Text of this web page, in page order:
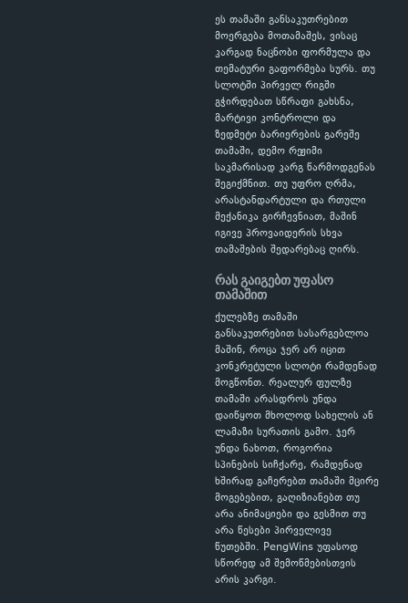
ეს თამაში განსაკუთრებით
მოერგება მოთამაშეს, ვისაც
კარგად ნაცნობი ფორმულა და
თემატური გაფორმება სურს. თუ
სლოტში პირველ რიგში
გჭირდებათ სწრაფი გახსნა,
მარტივი კონტროლი და
ზედმეტი ბარიერების გარეშე
თამაში, დემო რეჟიმი
საკმარისად კარგ წარმოდგენას
შეგიქმნით. თუ უფრო ღრმა,
არასტანდარტული და რთული
მექანიკა გირჩევნიათ, მაშინ
იგივე პროვაიდერის სხვა
თამაშების შედარებაც ღირს.
რას გაიგებთ უფასო
თამაშით
ქულებზე თამაში
განსაკუთრებით სასარგებლოა
მაშინ, როცა ჯერ არ იცით
კონკრეტული სლოტი რამდენად
მოგწონთ. რეალურ ფულზე
თამაში არასდროს უნდა
დაიწყოთ მხოლოდ სახელის ან
ლამაზი სურათის გამო. ჯერ
უნდა ნახოთ, როგორია
სპინების სიჩქარე, რამდენად
ხშირად გაჩერებთ თამაში მცირე
მოგებებით, გაღიზიანებთ თუ
არა ანიმაციები და გესმით თუ
არა წესები პირველივე
წუთებში. PengWins უფასოდ
სწორედ ამ შემოწმებისთვის
არის კარგი.